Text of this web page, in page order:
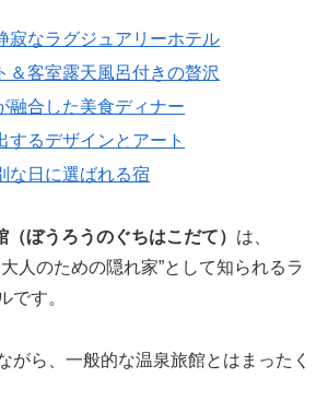
なラグジュアリーホテル
客室露天風呂付きの贅沢
合した美食ディナー
るデザインとアート
日に選ばれる宿
ぼうろうのぐちはこだて） は、
人のための隠れ家”として知られるラ
です。
がら、一般的な温泉旅館とはまったく